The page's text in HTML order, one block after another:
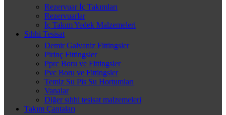
Rezervuar İç Takımları
Rezervuarlar
İç Takım Yedek Malzemeleri
Sıhhi Tesisat
Demir Galvaniz Fittingsler
Pirinç Fittingsler
Pprc Boru ve Fittingsler
Pvc Boru ve Fittingsler
Temiz Su Pis Su Hortumları
Vanalar
Diğer sıhhi tesisat malzemeleri
Takım Çantaları